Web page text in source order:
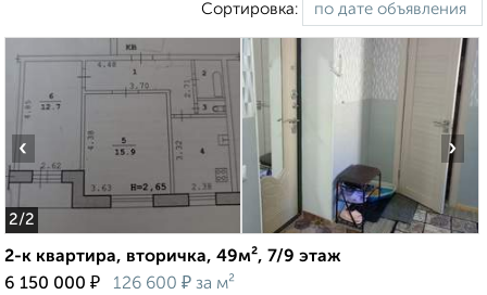
Сортировка:
2/2
‹ ›
2-к квартира, вторичка, 49м², 7/9 этаж
6 150 000 ₽ 126 600 ₽ за м²